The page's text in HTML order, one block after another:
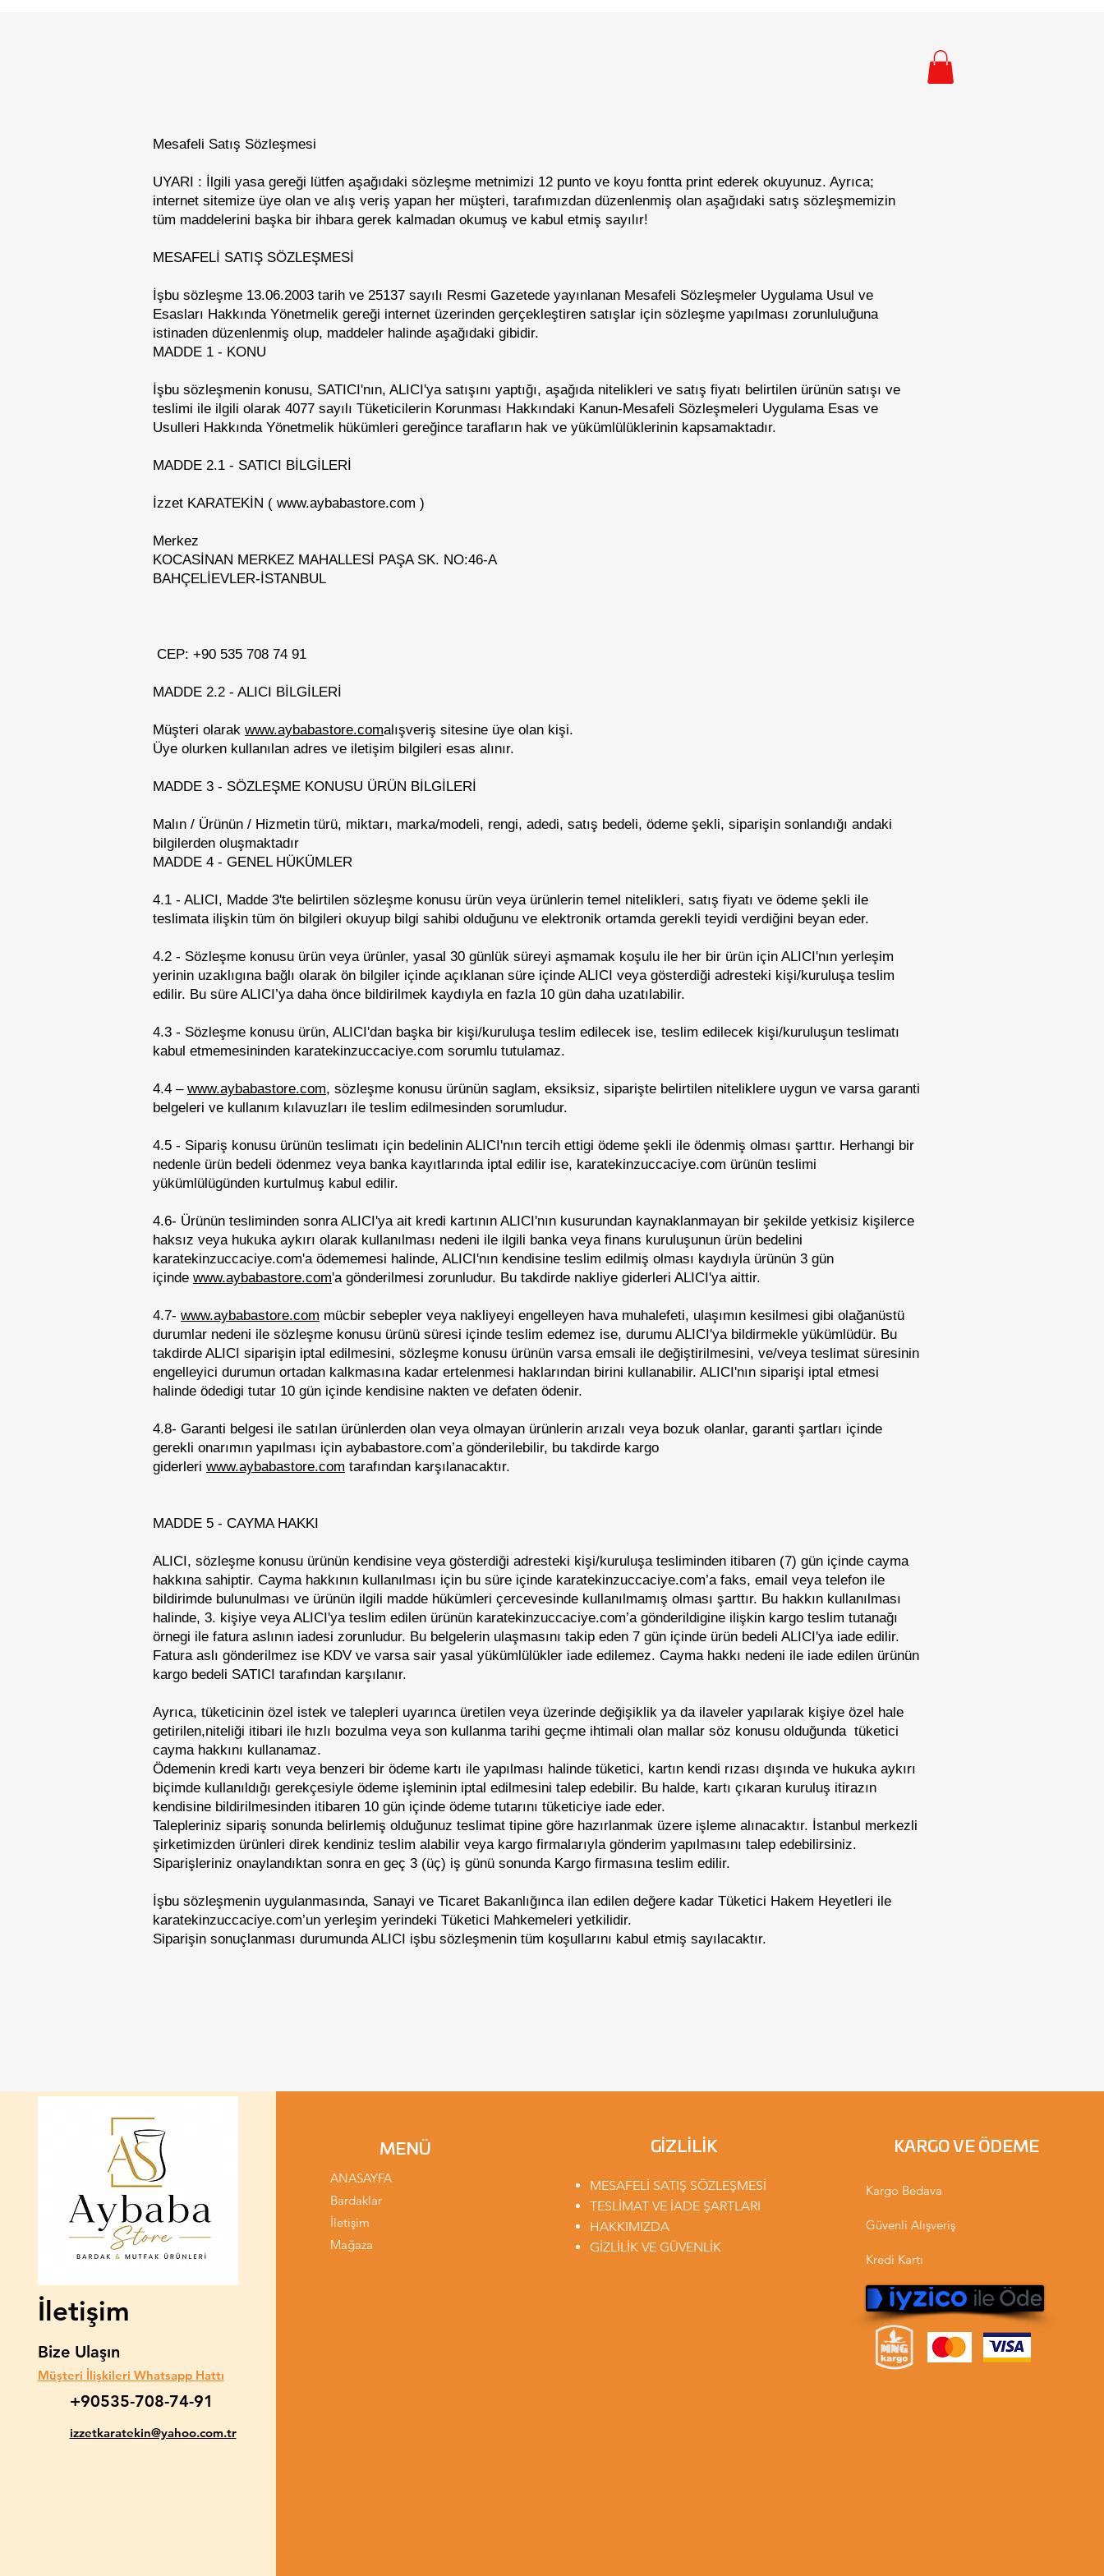
Mesafeli Satış Sözleşmesi
UYARI : İlgili yasa gereği lütfen aşağıdaki sözleşme metnimizi 12 punto ve koyu fontta print ederek okuyunuz. Ayrıca;
internet sitemize üye olan ve alış veriş yapan her müşteri, tarafımızdan düzenlenmiş olan aşağıdaki satış sözleşmemizin
tüm maddelerini başka bir ihbara gerek kalmadan okumuş ve kabul etmiş sayılır!
MESAFELİ SATIŞ SÖZLEŞMESİ
İşbu sözleşme 13.06.2003 tarih ve 25137 sayılı Resmi Gazetede yayınlanan Mesafeli Sözleşmeler Uygulama Usul ve
Esasları Hakkında Yönetmelik gereği internet üzerinden gerçekleştiren satışlar için sözleşme yapılması zorunluluğuna
istinaden düzenlenmiş olup, maddeler halinde aşağıdaki gibidir.
MADDE 1 - KONU
İşbu sözleşmenin konusu, SATICI'nın, ALICI'ya satışını yaptığı, aşağıda nitelikleri ve satış fiyatı belirtilen ürünün satışı ve
teslimi ile ilgili olarak 4077 sayılı Tüketicilerin Korunması Hakkındaki Kanun-Mesafeli Sözleşmeleri Uygulama Esas ve
Usulleri Hakkında Yönetmelik hükümleri gereğince tarafların hak ve yükümlülüklerinin kapsamaktadır.
MADDE 2.1 - SATICI BİLGİLERİ
İzzet KARATEKİN ( www.aybabastore.com )
Merkez
KOCASİNAN MERKEZ MAHALLESİ PAŞA SK. NO:46-A
BAHÇELİEVLER-İSTANBUL
CEP: +90 535 708 74 91
MADDE 2.2 - ALICI BİLGİLERİ
Müşteri olarak www.aybabastore.comalışveriş sitesine üye olan kişi.
Üye olurken kullanılan adres ve iletişim bilgileri esas alınır.
MADDE 3 - SÖZLEŞME KONUSU ÜRÜN BİLGİLERİ
Malın / Ürünün / Hizmetin türü, miktarı, marka/modeli, rengi, adedi, satış bedeli, ödeme şekli, siparişin sonlandığı andaki
bilgilerden oluşmaktadır
MADDE 4 - GENEL HÜKÜMLER
4.1 - ALICI, Madde 3'te belirtilen sözleşme konusu ürün veya ürünlerin temel nitelikleri, satış fiyatı ve ödeme şekli ile
teslimata ilişkin tüm ön bilgileri okuyup bilgi sahibi olduğunu ve elektronik ortamda gerekli teyidi verdiğini beyan eder.
4.2 - Sözleşme konusu ürün veya ürünler, yasal 30 günlük süreyi aşmamak koşulu ile her bir ürün için ALICI'nın yerleşim
yerinin uzaklıgına bağlı olarak ön bilgiler içinde açıklanan süre içinde ALICI veya gösterdiği adresteki kişi/kuruluşa teslim
edilir. Bu süre ALICI’ya daha önce bildirilmek kaydıyla en fazla 10 gün daha uzatılabilir.
4.3 - Sözleşme konusu ürün, ALICI'dan başka bir kişi/kuruluşa teslim edilecek ise, teslim edilecek kişi/kuruluşun teslimatı
kabul etmemesininden karatekinzuccaciye.com sorumlu tutulamaz.
4.4 – www.aybabastore.com, sözleşme konusu ürünün saglam, eksiksiz, siparişte belirtilen niteliklere uygun ve varsa garanti
belgeleri ve kullanım kılavuzları ile teslim edilmesinden sorumludur.
4.5 - Sipariş konusu ürünün teslimatı için bedelinin ALICI'nın tercih ettigi ödeme şekli ile ödenmiş olması şarttır. Herhangi bir
nedenle ürün bedeli ödenmez veya banka kayıtlarında iptal edilir ise, karatekinzuccaciye.com ürünün teslimi
yükümlülügünden kurtulmuş kabul edilir.
4.6- Ürünün tesliminden sonra ALICI'ya ait kredi kartının ALICI'nın kusurundan kaynaklanmayan bir şekilde yetkisiz kişilerce
haksız veya hukuka aykırı olarak kullanılması nedeni ile ilgili banka veya finans kuruluşunun ürün bedelini
karatekinzuccaciye.com'a ödememesi halinde, ALICI'nın kendisine teslim edilmiş olması kaydıyla ürünün 3 gün
içinde www.aybabastore.com'a gönderilmesi zorunludur. Bu takdirde nakliye giderleri ALICI'ya aittir.
4.7- www.aybabastore.com mücbir sebepler veya nakliyeyi engelleyen hava muhalefeti, ulaşımın kesilmesi gibi olağanüstü
durumlar nedeni ile sözleşme konusu ürünü süresi içinde teslim edemez ise, durumu ALICI'ya bildirmekle yükümlüdür. Bu
takdirde ALICI siparişin iptal edilmesini, sözleşme konusu ürünün varsa emsali ile değiştirilmesini, ve/veya teslimat süresinin
engelleyici durumun ortadan kalkmasına kadar ertelenmesi haklarından birini kullanabilir. ALICI'nın siparişi iptal etmesi
halinde ödedigi tutar 10 gün içinde kendisine nakten ve defaten ödenir.
4.8- Garanti belgesi ile satılan ürünlerden olan veya olmayan ürünlerin arızalı veya bozuk olanlar, garanti şartları içinde
gerekli onarımın yapılması için aybabastore.com’a gönderilebilir, bu takdirde kargo
giderleri www.aybabastore.com tarafından karşılanacaktır.
MADDE 5 - CAYMA HAKKI
ALICI, sözleşme konusu ürünün kendisine veya gösterdiği adresteki kişi/kuruluşa tesliminden itibaren (7) gün içinde cayma
hakkına sahiptir. Cayma hakkının kullanılması için bu süre içinde karatekinzuccaciye.com’a faks, email veya telefon ile
bildirimde bulunulması ve ürünün ilgili madde hükümleri çercevesinde kullanılmamış olması şarttır. Bu hakkın kullanılması
halinde, 3. kişiye veya ALICI'ya teslim edilen ürünün karatekinzuccaciye.com’a gönderildigine ilişkin kargo teslim tutanağı
örnegi ile fatura aslının iadesi zorunludur. Bu belgelerin ulaşmasını takip eden 7 gün içinde ürün bedeli ALICI'ya iade edilir.
Fatura aslı gönderilmez ise KDV ve varsa sair yasal yükümlülükler iade edilemez. Cayma hakkı nedeni ile iade edilen ürünün
kargo bedeli SATICI tarafından karşılanır.
Ayrıca, tüketicinin özel istek ve talepleri uyarınca üretilen veya üzerinde değişiklik ya da ilaveler yapılarak kişiye özel hale
getirilen,niteliği itibari ile hızlı bozulma veya son kullanma tarihi geçme ihtimali olan mallar söz konusu olduğunda tüketici
cayma hakkını kullanamaz.
Ödemenin kredi kartı veya benzeri bir ödeme kartı ile yapılması halinde tüketici, kartın kendi rızası dışında ve hukuka aykırı
biçimde kullanıldığı gerekçesiyle ödeme işleminin iptal edilmesini talep edebilir. Bu halde, kartı çıkaran kuruluş itirazın
kendisine bildirilmesinden itibaren 10 gün içinde ödeme tutarını tüketiciye iade eder.
Talepleriniz sipariş sonunda belirlemiş olduğunuz teslimat tipine göre hazırlanmak üzere işleme alınacaktır. İstanbul merkezli
şirketimizden ürünleri direk kendiniz teslim alabilir veya kargo firmalarıyla gönderim yapılmasını talep edebilirsiniz.
Siparişleriniz onaylandıktan sonra en geç 3 (üç) iş günü sonunda Kargo firmasına teslim edilir.
İşbu sözleşmenin uygulanmasında, Sanayi ve Ticaret Bakanlığınca ilan edilen değere kadar Tüketici Hakem Heyetleri ile
karatekinzuccaciye.com’un yerleşim yerindeki Tüketici Mahkemeleri yetkilidir.
Siparişin sonuçlanması durumunda ALICI işbu sözleşmenin tüm koşullarını kabul etmiş sayılacaktır.
İletişim
Bize Ulaşın
Müşteri İlişkileri Whatsapp Hattı
+90535-708-74-91
izzetkaratekin@yahoo.com.tr
MENÜ
ANASAYFA
Bardaklar
İletişim
Mağaza
GİZLİLİK
MESAFELİ SATIŞ SÖZLEŞMESİ
TESLİMAT VE İADE ŞARTLARI
HAKKIMIZDA
GİZLİLİK VE GÜVENLİK
KARGO VE ÖDEME
Kargo Bedava
Güvenli Alışveriş
Kredi Kartı